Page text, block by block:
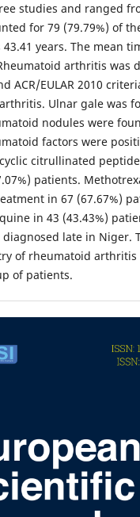
studies and ranged
for 79 (79.79%) of
43.41 years. The mean
arthritis was
ACR/EULAR 2010
Ulnar gale was
nodules were
factors were
citrullinated
patients.
in 67 (67.67%)
in 43 (43.43%)
late in Niger.
of rheumatoid
of patients.